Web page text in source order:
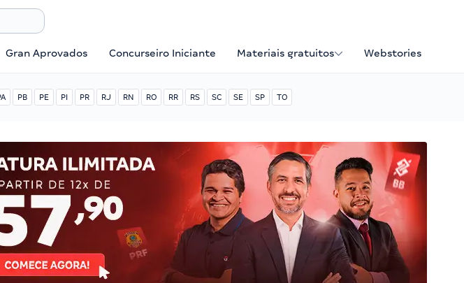
Gran Aprovados Concurseiro Iniciante Materiais gratuitos Webstories
PB PE PI PR RJ RN RO RR RS SC SE SP TO